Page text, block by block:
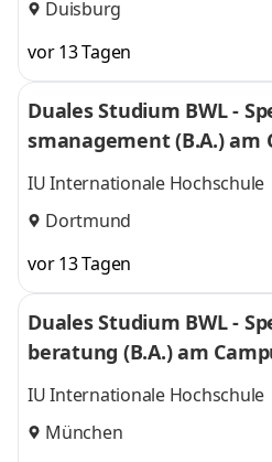
Duisburg
vor 13 Tagen
Duales Studium BWL -
smanagement (B.A.) am
l
IU Internationale Hochschule
Dortmund
vor 13 Tagen
Duales Studium BWL -
beratung (B.A.) am
IU Internationale Hochschule
München